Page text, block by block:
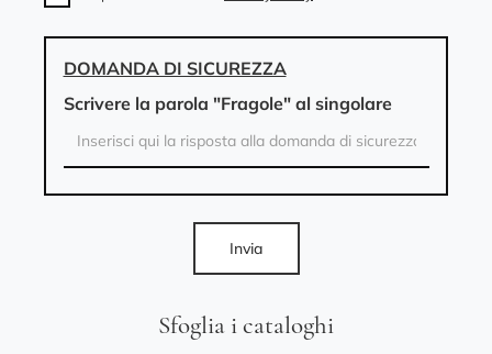
Sfoglia i cataloghi
DOMANDA DI SICUREZZA
Scrivere la parola "Fragole" al singolare
Invia